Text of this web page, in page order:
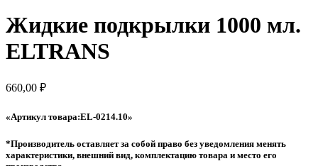
Жидкие подкрылки 1000 мл.
ELTRANS
660,00 ₽
«Артикул товара:EL-0214.10»
*Производитель оставляет за собой право без уведомления менять
характеристики, внешний вид, комплектацию товара и место его